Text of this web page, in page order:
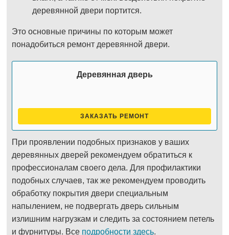
деревянной двери портится.
Это основные причины по которым может
понадобиться ремонт деревянной двери.
Деревянная дверь
ЗАКАЗАТЬ РЕМОНТ
При проявлении подобных признаков у ваших
деревянных дверей рекомендуем обратиться к
профессионалам своего дела. Для профилактики
подобных случаев, так же рекомендуем проводить
обработку покрытия двери специальным
напылением, не подвергать дверь сильным
излишним нагрузкам и следить за состоянием петель
и фурнитуры. Все подробности здесь.